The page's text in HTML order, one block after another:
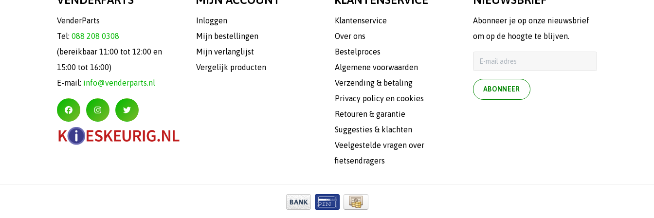
VenderParts
Tel: 088 208 0308
(bereikbaar 11:00 tot 12:00 en
15:00 tot 16:00)
E-mail: info@venderparts.nl
Inloggen
Mijn bestellingen
Mijn verlanglijst
Vergelijk producten
Klantenservice
Over ons
Bestelproces
Algemene voorwaarden
Verzending & betaling
Privacy policy en cookies
Retouren & garantie
Suggesties & klachten
Veelgestelde vragen over
fietsendragers
Abonneer je op onze nieuwsbrief
om op de hoogte te blijven.
ABONNEER